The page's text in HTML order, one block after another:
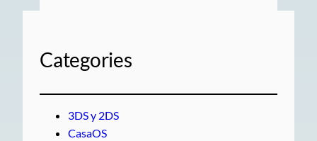
Categories
3DS y 2DS
CasaOS